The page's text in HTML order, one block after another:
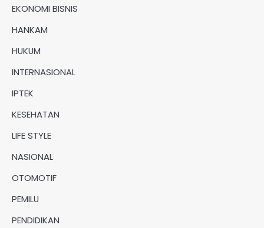
EKONOMI BISNIS
HANKAM
HUKUM
INTERNASIONAL
IPTEK
KESEHATAN
LIFE STYLE
NASIONAL
OTOMOTIF
PEMILU
PENDIDIKAN